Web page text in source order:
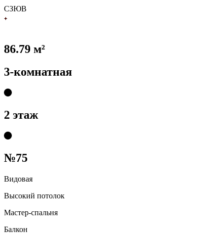
СЗЮВ
86.79 м²
3-комнатная
2 этаж
№75
Видовая
Высокий потолок
Мастер-спальня
Балкон